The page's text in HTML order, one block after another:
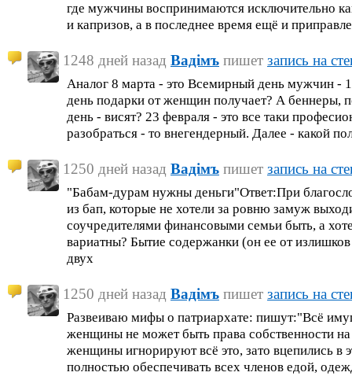
где мужчины воспринимаются исключительно
и капризов, а в последнее время ещё и
1248 дней назад Вадiмъ пишет запись на
Аналог 8 марта - это Всемирный день мужчин -
день подарки от женщин получает? А беннеры,
день - висят? 23 февраля - это все таки
разобраться - то внегендерный. Далее - какой
1250 дней назад Вадiмъ пишет запись на
"Бабам-дурам нужны деньги"Ответ:При
из бап, которые не хотели за ровню замуж
соучредителями финансовыми семьи быть, а
вариатны? Бытие содержанки (он ее от
двух
1250 дней назад Вадiмъ пишет запись на
Развеиваю мифы о патриархате: пишут:"Всё
женщины не может быть права собственности
женщины игнорируют всё это, зато вцепились в
полностью обеспечивать всех членов едой,